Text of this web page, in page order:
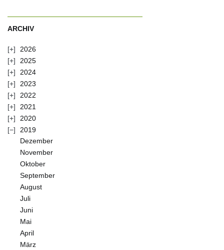
ARCHIV
2026
2025
2024
2023
2022
2021
2020
2019
Dezember
November
Oktober
September
August
Juli
Juni
Mai
April
März